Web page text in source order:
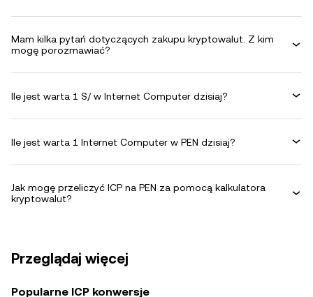
Mam kilka pytań dotyczących zakupu kryptowalut. Z kim
mogę porozmawiać?
Ile jest warta 1 S/ w Internet Computer dzisiaj?
Ile jest warta 1 Internet Computer w PEN dzisiaj?
Jak mogę przeliczyć ICP na PEN za pomocą kalkulatora
kryptowalut?
Przeglądaj więcej
Popularne ICP konwersje